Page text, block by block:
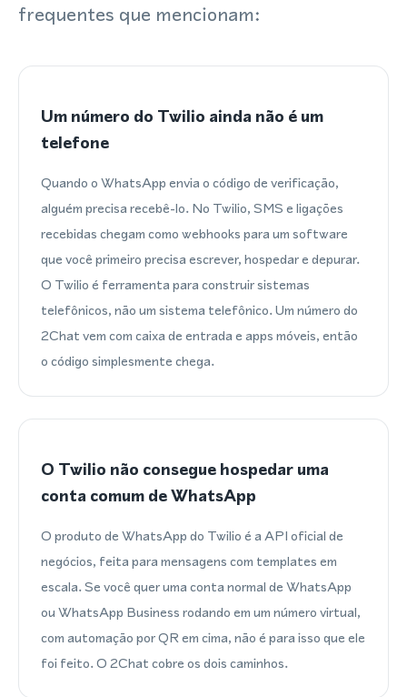
frequentes que mencionam:
Um número do Twilio ainda não é um
telefone
Quando o WhatsApp envia o código de verificação,
alguém precisa recebê-lo. No Twilio, SMS e ligações
recebidas chegam como webhooks para um software
que você primeiro precisa escrever, hospedar e depurar.
O Twilio é ferramenta para construir sistemas
telefônicos, não um sistema telefônico. Um número do
2Chat vem com caixa de entrada e apps móveis, então
o código simplesmente chega.
O Twilio não consegue hospedar uma
conta comum de WhatsApp
O produto de WhatsApp do Twilio é a API oficial de
negócios, feita para mensagens com templates em
escala. Se você quer uma conta normal de WhatsApp
ou WhatsApp Business rodando em um número virtual,
com automação por QR em cima, não é para isso que ele
foi feito. O 2Chat cobre os dois caminhos.